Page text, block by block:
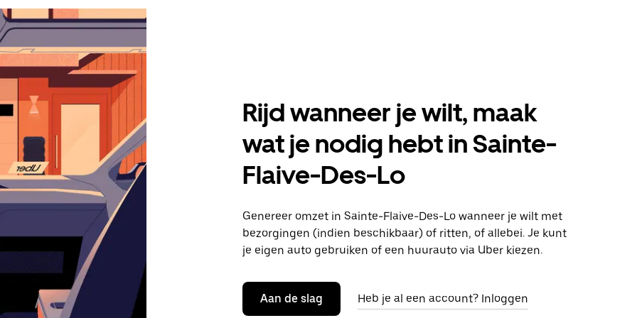
Rijd wanneer je wilt, maak
wat je nodig hebt in Sainte-
Flaive-Des-Lo
Genereer omzet in Sainte-Flaive-Des-Lo wanneer je wilt met
bezorgingen (indien beschikbaar) of ritten, of allebei. Je kunt
je eigen auto gebruiken of een huurauto via Uber kiezen.
Aan de slag Heb je al een account? Inloggen